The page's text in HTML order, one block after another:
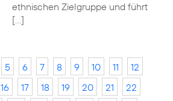
ethnischen Zielgruppe und führt
[…]
5 6 7 8 9 10 11
12
16 17 18 19 20 21
22